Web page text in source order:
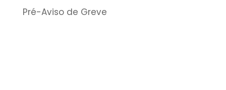
Pré-Aviso de Greve